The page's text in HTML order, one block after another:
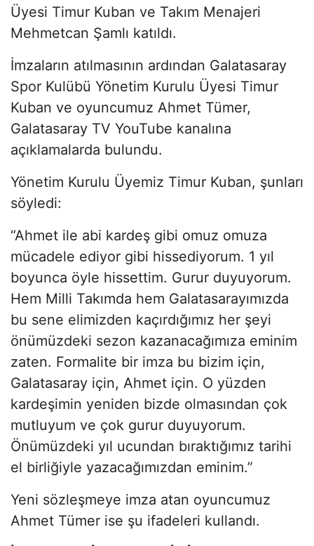
Üyesi Timur Kuban ve Takım Menajeri
Mehmetcan Şamlı katıldı.
İmzaların atılmasının ardından Galatasaray
Spor Kulübü Yönetim Kurulu Üyesi Timur
Kuban ve oyuncumuz Ahmet Tümer,
Galatasaray TV YouTube kanalına
açıklamalarda bulundu.
Yönetim Kurulu Üyemiz Timur Kuban, şunları
söyledi:
“Ahmet ile abi kardeş gibi omuz omuza
mücadele ediyor gibi hissediyorum. 1 yıl
boyunca öyle hissettim. Gurur duyuyorum.
Hem Milli Takımda hem Galatasarayımızda
bu sene elimizden kaçırdığımız her şeyi
önümüzdeki sezon kazanacağımıza eminim
zaten. Formalite bir imza bu bizim için,
Galatasaray için, Ahmet için. O yüzden
kardeşimin yeniden bizde olmasından çok
mutluyum ve çok gurur duyuyorum.
Önümüzdeki yıl ucundan bıraktığımız tarihi
el birliğiyle yazacağımızdan eminim.”
Yeni sözleşmeye imza atan oyuncumuz
Ahmet Tümer ise şu ifadeleri kullandı.